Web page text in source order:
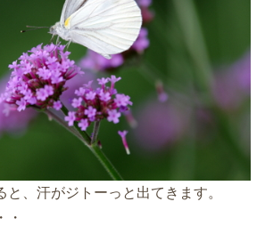
、汗がジトーっと出てきます。
・